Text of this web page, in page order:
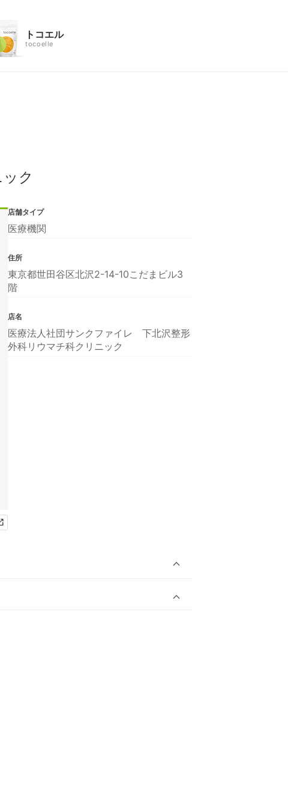
トコエル
tocoelle
ク
店舗タイプ
医療機関
住所
東京都世田谷区北沢2-14-10こだまビル3
階
店名
医療法人社団サンクファイレ 下北沢整形
外科リウマチ科クリニック